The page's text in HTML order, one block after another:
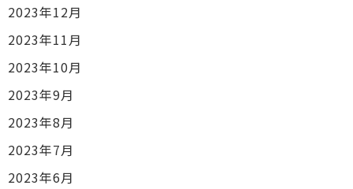
2023年12月
2023年11月
2023年10月
2023年9月
2023年8月
2023年7月
2023年6月